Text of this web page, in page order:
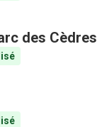
des Cèdres